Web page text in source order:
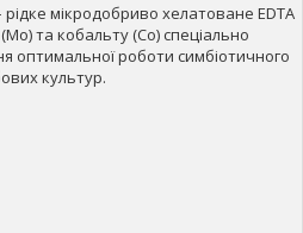
мікродобриво хелатоване EDTA
та кобальту (Co) спеціально
оптимальної роботи симбіотичного
культур.